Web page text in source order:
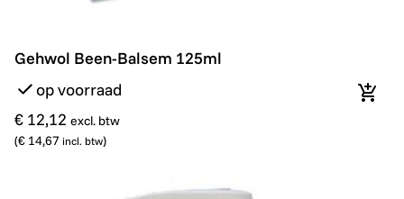
Gehwol Been-Balsem 125ml
Gehwol Been-Balsem 125ml
op voorraad
€ 12,12 excl. btw
(€ 14,67 incl. btw)
In